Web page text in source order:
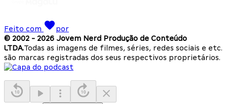
Feito com
por
© 2002 - 2026 Jovem Nerd Produção de Conteúdo
LTDA.Todas as imagens de filmes, séries, redes sociais e etc.
são marcas registradas dos seus respectivos proprietários.